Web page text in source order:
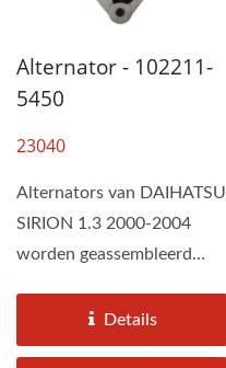
Alternator - 102211-
5450
23040
Alternators van DAIHATSU
SIRION 1.3 2000-2004
worden geassembleerd
specificaties...Details